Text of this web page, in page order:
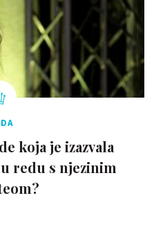
koja je izazvala
redu s njezinim